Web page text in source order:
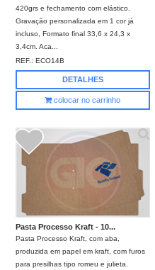
420grs e fechamento com elástico.
Gravação personalizada em 1 cor já
incluso, Formato final 33,6 x 24,3 x
3,4cm. Aca...
REF.:ECO14B
DETALHES
colocar no carrinho
Pasta Processo Kraft - 10...
Pasta Processo Kraft, com aba,
produzida em papel em kraft, com furos
para presilhas tipo romeu e julieta.